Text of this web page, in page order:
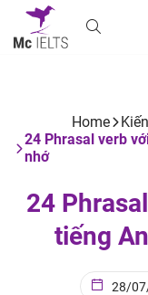
Home
24 Phrasal verb
nhớ
24
tiếng
28/